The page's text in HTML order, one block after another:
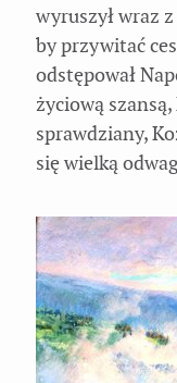
wyruszył wraz
by przywitać
odstępował
życiową
sprawdziany,
się wielką